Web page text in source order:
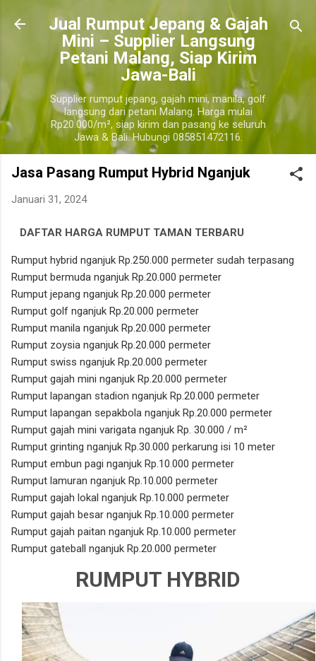
Langsung ke konten utama
​Jual Rumput Jepang & Gajah
Mini – Supplier Langsung
Petani Malang, Siap Kirim
Jawa-Bali
Supplier rumput jepang, gajah mini, manila, golf
langsung dari petani Malang. Harga mulai
Rp20.000/m², siap kirim dan pasang ke seluruh
Jawa & Bali. Hubungi 085851472116.
Jasa Pasang Rumput Hybrid Nganjuk
Januari 31, 2024
DAFTAR HARGA RUMPUT TAMAN TERBARU
Rumput hybrid nganjuk Rp.250.000 permeter sudah terpasang
Rumput bermuda nganjuk Rp.20.000 permeter
Rumput jepang nganjuk Rp.20.000 permeter
Rumput golf nganjuk Rp.20.000 permeter
Rumput manila nganjuk Rp.20.000 permeter
Rumput zoysia nganjuk Rp.20.000 permeter
Rumput swiss nganjuk Rp.20.000 permeter
Rumput gajah mini nganjuk Rp.20.000 permeter
Rumput lapangan stadion nganjuk Rp.20.000 permeter
Rumput lapangan sepakbola nganjuk Rp.20.000 permeter
Rumput gajah mini varigata nganjuk Rp. 30.000 / m²
Rumput grinting nganjuk Rp.30.000 perkarung isi 10 meter
Rumput embun pagi nganjuk Rp.10.000 permeter
Rumput lamuran nganjuk Rp.10.000 permeter
Rumput gajah lokal nganjuk Rp.10.000 permeter
Rumput gajah besar nganjuk Rp.10.000 permeter
Rumput gajah paitan nganjuk Rp.10.000 permeter
Rumput gateball nganjuk Rp.20.000 permeter
RUMPUT HYBRID